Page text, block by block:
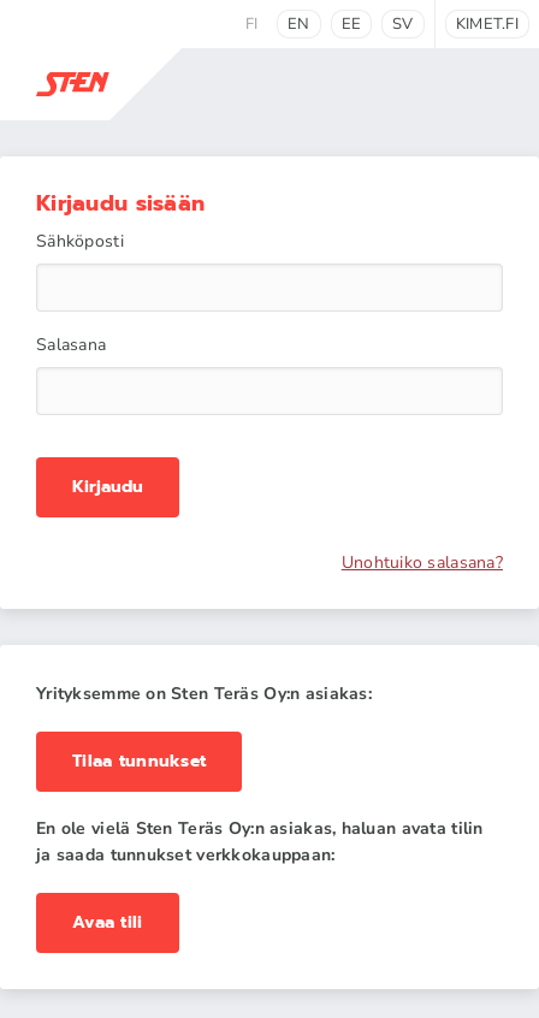
FI EN EE SV KIMET.FI
Kirjaudu sisään
Sähköposti
Salasana
Kirjaudu
Unohtuiko salasana?
Yrityksemme on Sten Teräs Oy:n asiakas:
Tilaa tunnukset
En ole vielä Sten Teräs Oy:n asiakas, haluan avata tilin
ja saada tunnukset verkkokauppaan:
Avaa tili